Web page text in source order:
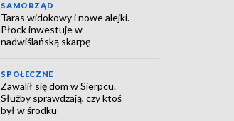
SAMORZĄD
Taras widokowy i nowe alejki.
Płock inwestuje w
nadwiślańską skarpę
SPOŁECZNE
Zawalił się dom w Sierpcu.
Służby sprawdzają, czy ktoś
był w środku